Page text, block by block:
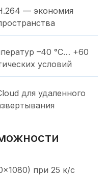
— экономия
–40 °C… +60
условий
для удаленного
при 25 к/с